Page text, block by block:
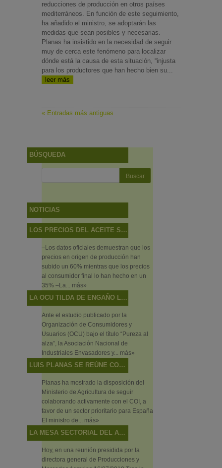
reducciones de producción en otros países
mediterráneos. En función de este seguimiento,
ha añadido el ministro, se adoptarán las
medidas que sean posibles y necesarias.
Planas ha insistido en la necesidad de seguir
muy de cerca este fenómeno para localizar
dónde está la causa de esta situación, “injusta
para los productores que han hecho bien su...
leer más
« Entradas más antiguas
BÚSQUEDA
NOTICIAS
LOS PRECIOS DEL ACEITE SUBEN MÁS EN EL CAMPO QUE EN LAS TIENDAS
–Los datos oficiales demuestran que los
precios en origen de producción han
subido un 60% mientras que los precios
al consumidor final lo han hecho en un
35% –La... más»
LA OCU TILDA DE ENGAÑO LO QUE SON DISCREPANCIAS DE SABOR
Ante el estudio publicado por la
Organización de Consumidores y
Usuarios (OCU) bajo el título “Pureza al
alza”, la Asociación Nacional de
Industriales Envasadores y... más»
LUIS PLANAS SE REÚNE CON EL DIRECTOR EJECUTIVO DEL CONSEJO OLEÍCOLA INTERNACIONAL
Planas ha mostrado la disposición del
Ministerio de Agricultura de seguir
colaborando activamente con el COI, a
favor de un sector prioritario para España
El ministro de... más»
LA MESA SECTORIAL DEL ACEITE DE OLIVA Y LA ACEITUNA DE MESA ANALIZA LA SITUACIÓN DEL SECTOR Y LAS ACTUACIONES DEL MINISTERIO EN RELACIÓN CON LOS MECANISMOS DE AUTORREGULACIÓN
Hoy, en una reunión presidida por la
directora general de Producciones y